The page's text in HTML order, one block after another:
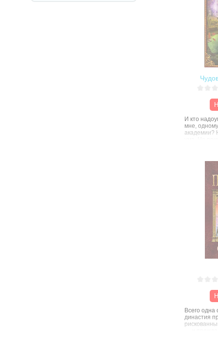
И кто
мне,
академии?
Всего
династия